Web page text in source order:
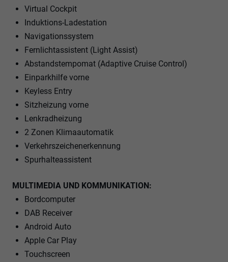
Virtual Cockpit
Induktions-Ladestation
Navigationssystem
Fernlichtassistent (Light Assist)
Abstandstempomat (Adaptive Cruise Control)
Einparkhilfe vorne
Keyless Entry
Sitzheizung vorne
Lenkradheizung
2 Zonen Klimaautomatik
Verkehrszeichenerkennung
Spurhalteassistent
MULTIMEDIA UND KOMMUNIKATION:
Bordcomputer
DAB Receiver
Android Auto
Apple Car Play
Touchscreen